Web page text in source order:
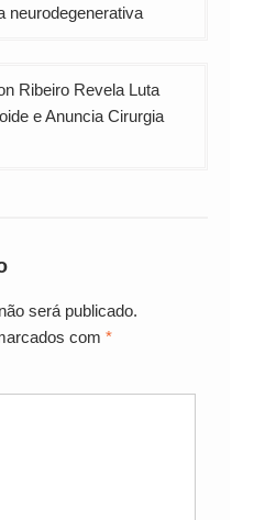
neurodegenerativa
Ribeiro Revela Luta
e Anuncia Cirurgia
será publicado.
com *